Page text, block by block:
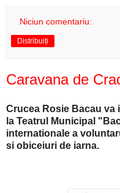
Niciun comentariu:
Distribuiți
Caravana de
Crucea Rosie Bacau va
la Teatrul Municipal
internationale a
si obiceiuri de iarna.